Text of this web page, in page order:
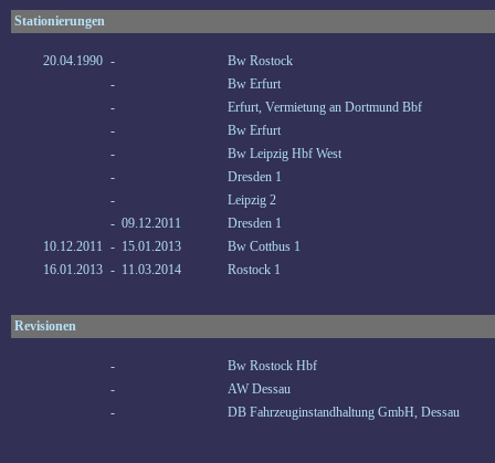
Stationierungen
20.04.1990 -
Bw Rostock
-
Bw Erfurt
-
Erfurt, Vermietung an Dortmund Bbf
-
Bw Erfurt
-
Bw Leipzig Hbf West
-
Dresden 1
-
Leipzig 2
- 09.12.2011
Dresden 1
10.12.2011 - 15.01.2013
Bw Cottbus 1
16.01.2013 - 11.03.2014 Rostock 1
Revisionen
-
Bw Rostock Hbf
-
AW Dessau
-
DB Fahrzeuginstandhaltung GmbH, Dessau